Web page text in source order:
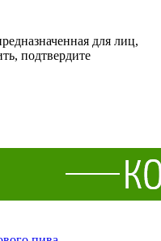
для лиц,
подтвердите